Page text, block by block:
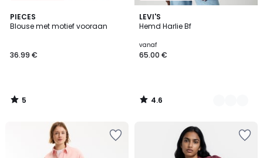
PIECES
Blouse met motief vooraan
36.99 €
5
/
5
/
LEVI'S
Hemd Harlie Bf
vanaf
65.00 €
4.6
/ 5
2
Kleuren
4.6
/